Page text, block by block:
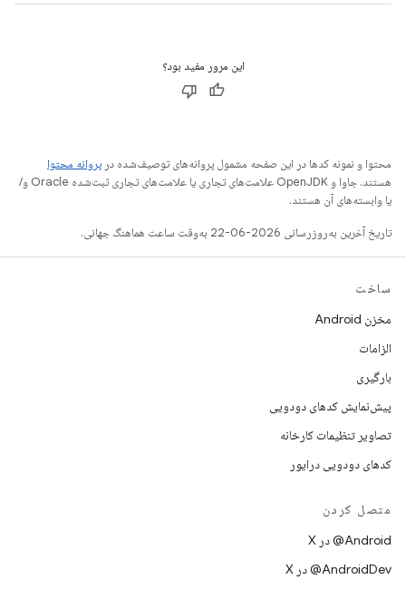
این مرور مفید بود؟
محتوا و نمونه کدها در این صفحه مشمول پروانه‌های توصیف‌شده در پروانه محتوا
هستند. جاوا و OpenJDK علامت‌های تجاری یا علامت‌های تجاری ثبت‌شده Oracle و/
یا وابسته‌های آن هستند.
تاریخ آخرین به‌روزرسانی 2026-06-22 به‌وقت ساعت هماهنگ جهانی.
ساخت
مخزن Android
الزامات
بارگیری
پیش‌نمایش کدهای دودویی
تصاویر تنظیمات کارخانه
کدهای دودویی درایور
متصل کردن
‫‎@Android در X
‫‎@AndroidDev در X